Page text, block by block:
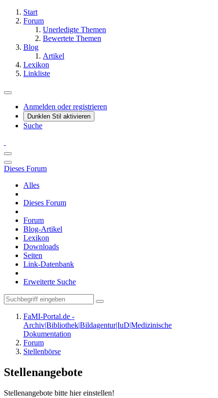
Start
Forum
Unerledigte Themen
Bewertete Themen
Blog
Artikel
Lexikon
Linkliste
Anmelden oder registrieren
Dunklen Stil aktivieren
Suche
Dieses Forum
Alles
Dieses Forum
Forum
Blog-Artikel
Lexikon
Downloads
Seiten
Link-Datenbank
Erweiterte Suche
FaMI-Portal.de -
Archiv|Bibliothek|Bildagentur|IuD|Medizinische
Dokumentation
Forum
Stellenbörse
Stellenangebote
Stellenangebote bitte hier einstellen!